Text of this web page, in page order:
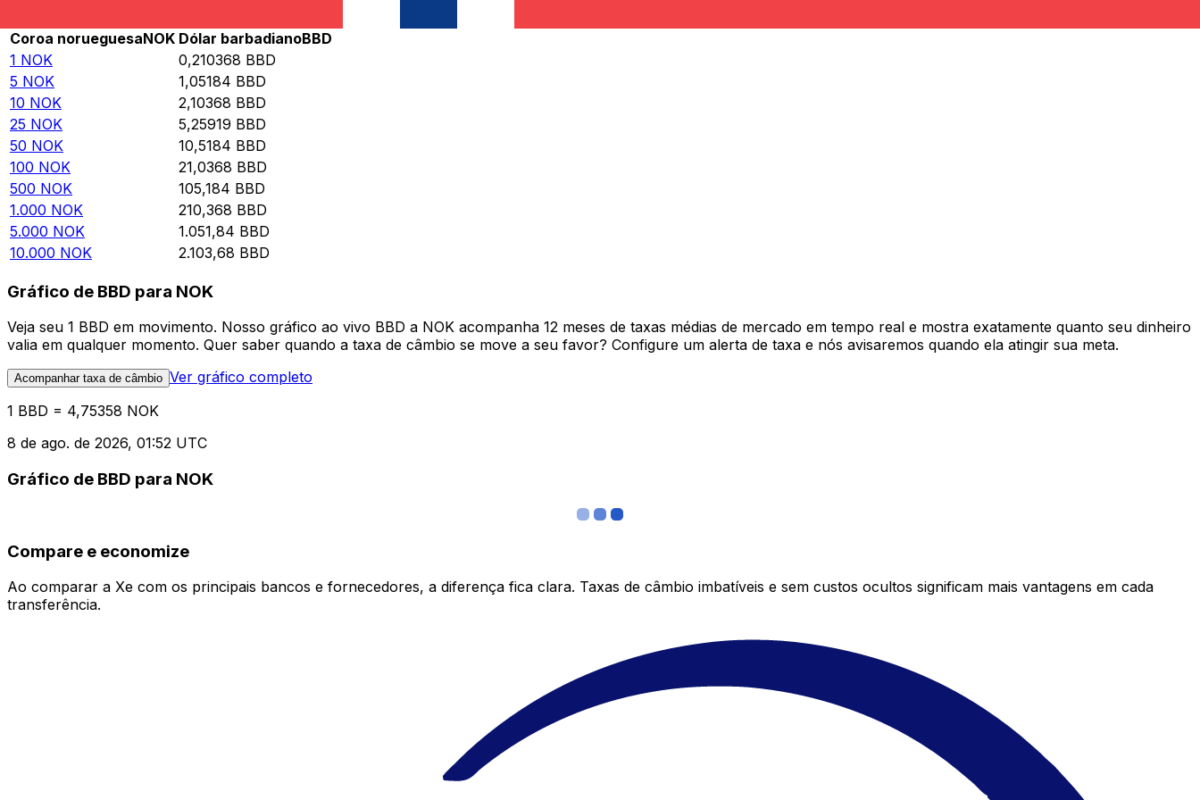
Coroa norueguesaNOK Dólar barbadianoBBD
1 NOK 0,210368 BBD
5 NOK 1,05184 BBD
10 NOK 2,10368 BBD
25 NOK 5,25919 BBD
50 NOK 10,5184 BBD
100 NOK 21,0368 BBD
500 NOK 105,184 BBD
1.000 NOK 210,368 BBD
5.000 NOK 1.051,84 BBD
10.000 NOK 2.103,68 BBD
Gráfico de BBD para NOK
Veja seu 1 BBD em movimento. Nosso gráfico ao vivo BBD a NOK acompanha 12 meses de taxas médias de mercado em tempo real e mostra exatamente quanto seu dinheiro
valia em qualquer momento. Quer saber quando a taxa de câmbio se move a seu favor? Configure um alerta de taxa e nós avisaremos quando ela atingir sua meta.
Acompanhar taxa de câmbio Ver gráfico completo
1 BBD = 4,75358 NOK
8 de ago. de 2026, 01:52 UTC
Gráfico de BBD para NOK
Compare e economize
Ao comparar a Xe com os principais bancos e fornecedores, a diferença fica clara. Taxas de câmbio imbatíveis e sem custos ocultos significam mais vantagens em cada
transferência.